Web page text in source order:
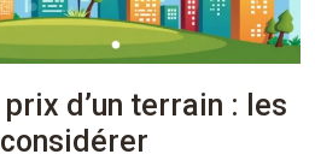
d’un terrain : les